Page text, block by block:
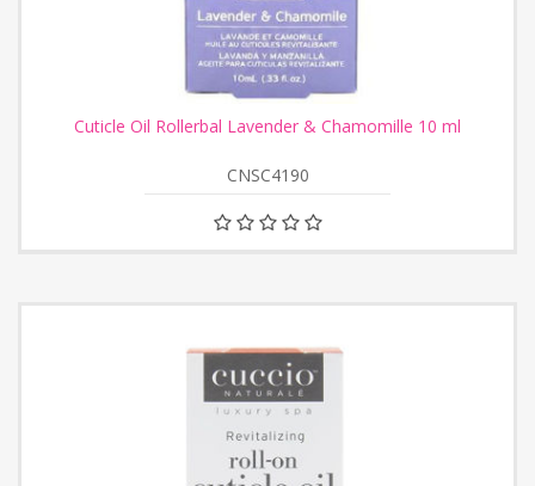
Cuticle Oil Rollerbal Lavender & Chamomille 10 ml
CNSC4190